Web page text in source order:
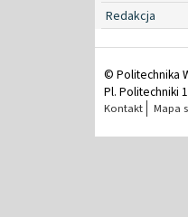
Redakcja
© Politechnika
Pl. Politechniki
Kontakt Mapa